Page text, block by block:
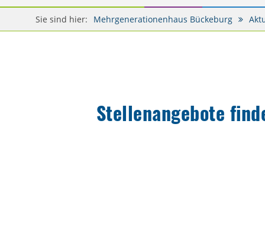
Sie sind hier: Mehrgenerationenhaus Bückeburg
Stellenangebote